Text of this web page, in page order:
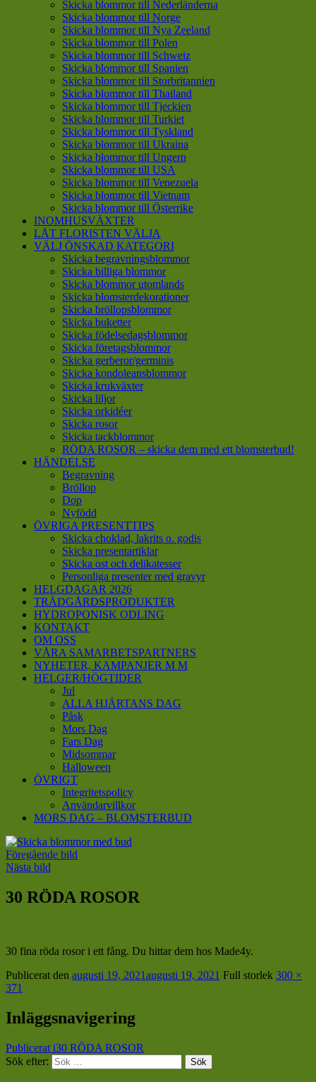
Skicka blommor till Nederländerna
Skicka blommor till Norge
Skicka blommor till Nya Zeeland
Skicka blommor till Polen
Skicka blommor till Schweiz
Skicka blommor till Spanien
Skicka blommor till Storbritannien
Skicka blommor till Thailand
Skicka blommor till Tjeckien
Skicka blommor till Turkiet
Skicka blommor till Tyskland
Skicka blommor till Ukraina
Skicka blommor till Ungern
Skicka blommor till USA
Skicka blommor till Venezuela
Skicka blommor till Vietnam
Skicka blommor till Österrike
INOMHUSVÄXTER
LÅT FLORISTEN VÄLJA
VÄLJ ÖNSKAD KATEGORI
Skicka begravningsblommor
Skicka billiga blommor
Skicka blommor utomlands
Skicka blomsterdekorationer
Skicka bröllopsblommor
Skicka buketter
Skicka födelsedagsblommor
Skicka företagsblommor
Skicka gerberor/germinis
Skicka kondoleansblommor
Skicka krukväxter
Skicka liljor
Skicka orkidéer
Skicka rosor
Skicka tackblommor
RÖDA ROSOR – skicka dem med ett blomsterbud!
HÄNDELSE
Begravning
Bröllop
Dop
Nyfödd
ÖVRIGA PRESENTTIPS
Skicka choklad, lakrits o. godis
Skicka presentartiklar
Skicka ost och delikatesser
Personliga presenter med gravyr
HELGDAGAR 2026
TRÄDGÅRDSPRODUKTER
HYDROPONISK ODLING
KONTAKT
OM OSS
VÅRA SAMARBETSPARTNERS
NYHETER, KAMPANJER M M
HELGER/HÖGTIDER
Jul
ALLA HJÄRTANS DAG
Påsk
Mors Dag
Fars Dag
Midsommar
Halloween
ÖVRIGT
Integritetspolicy
Användarvillkor
MORS DAG – BLOMSTERBUD
Föregående bild
Nästa bild
30 RÖDA ROSOR
30 fina röda rosor i ett fång. Du hittar dem hos Made4y.
Publicerat den augusti 19, 2021augusti 19, 2021 Full storlek 300 ×
371
Inläggsnavigering
Publicerat i30 RÖDA ROSOR
Sök efter:
Sök